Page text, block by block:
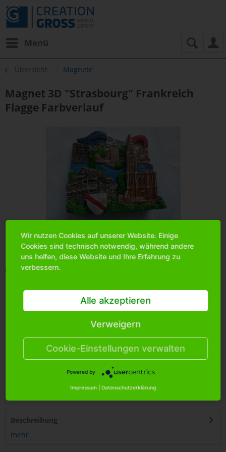
Menü
Übersicht Magnete
Magnet 3D "Strasbourg" Frankreich
Flagge Farbverlauf
Bittemelden Sie sich an, um mehr Informationen über das
Produkt zu erhalten.
Merken
Artikel-Nr.:
2160
240
250255 484490
Beschreibung
mehr
Wir nutzen Cookies auf unserer Website. Einige
Cookies sind technisch notwendig, während andere
uns helfen, diese Website und Ihre Erfahrung zu
verbessern.
Alle akzeptieren
Verweigern
Cookie-Einstellungen verwalten
Powered by
Impressum Datenschutzerklärung